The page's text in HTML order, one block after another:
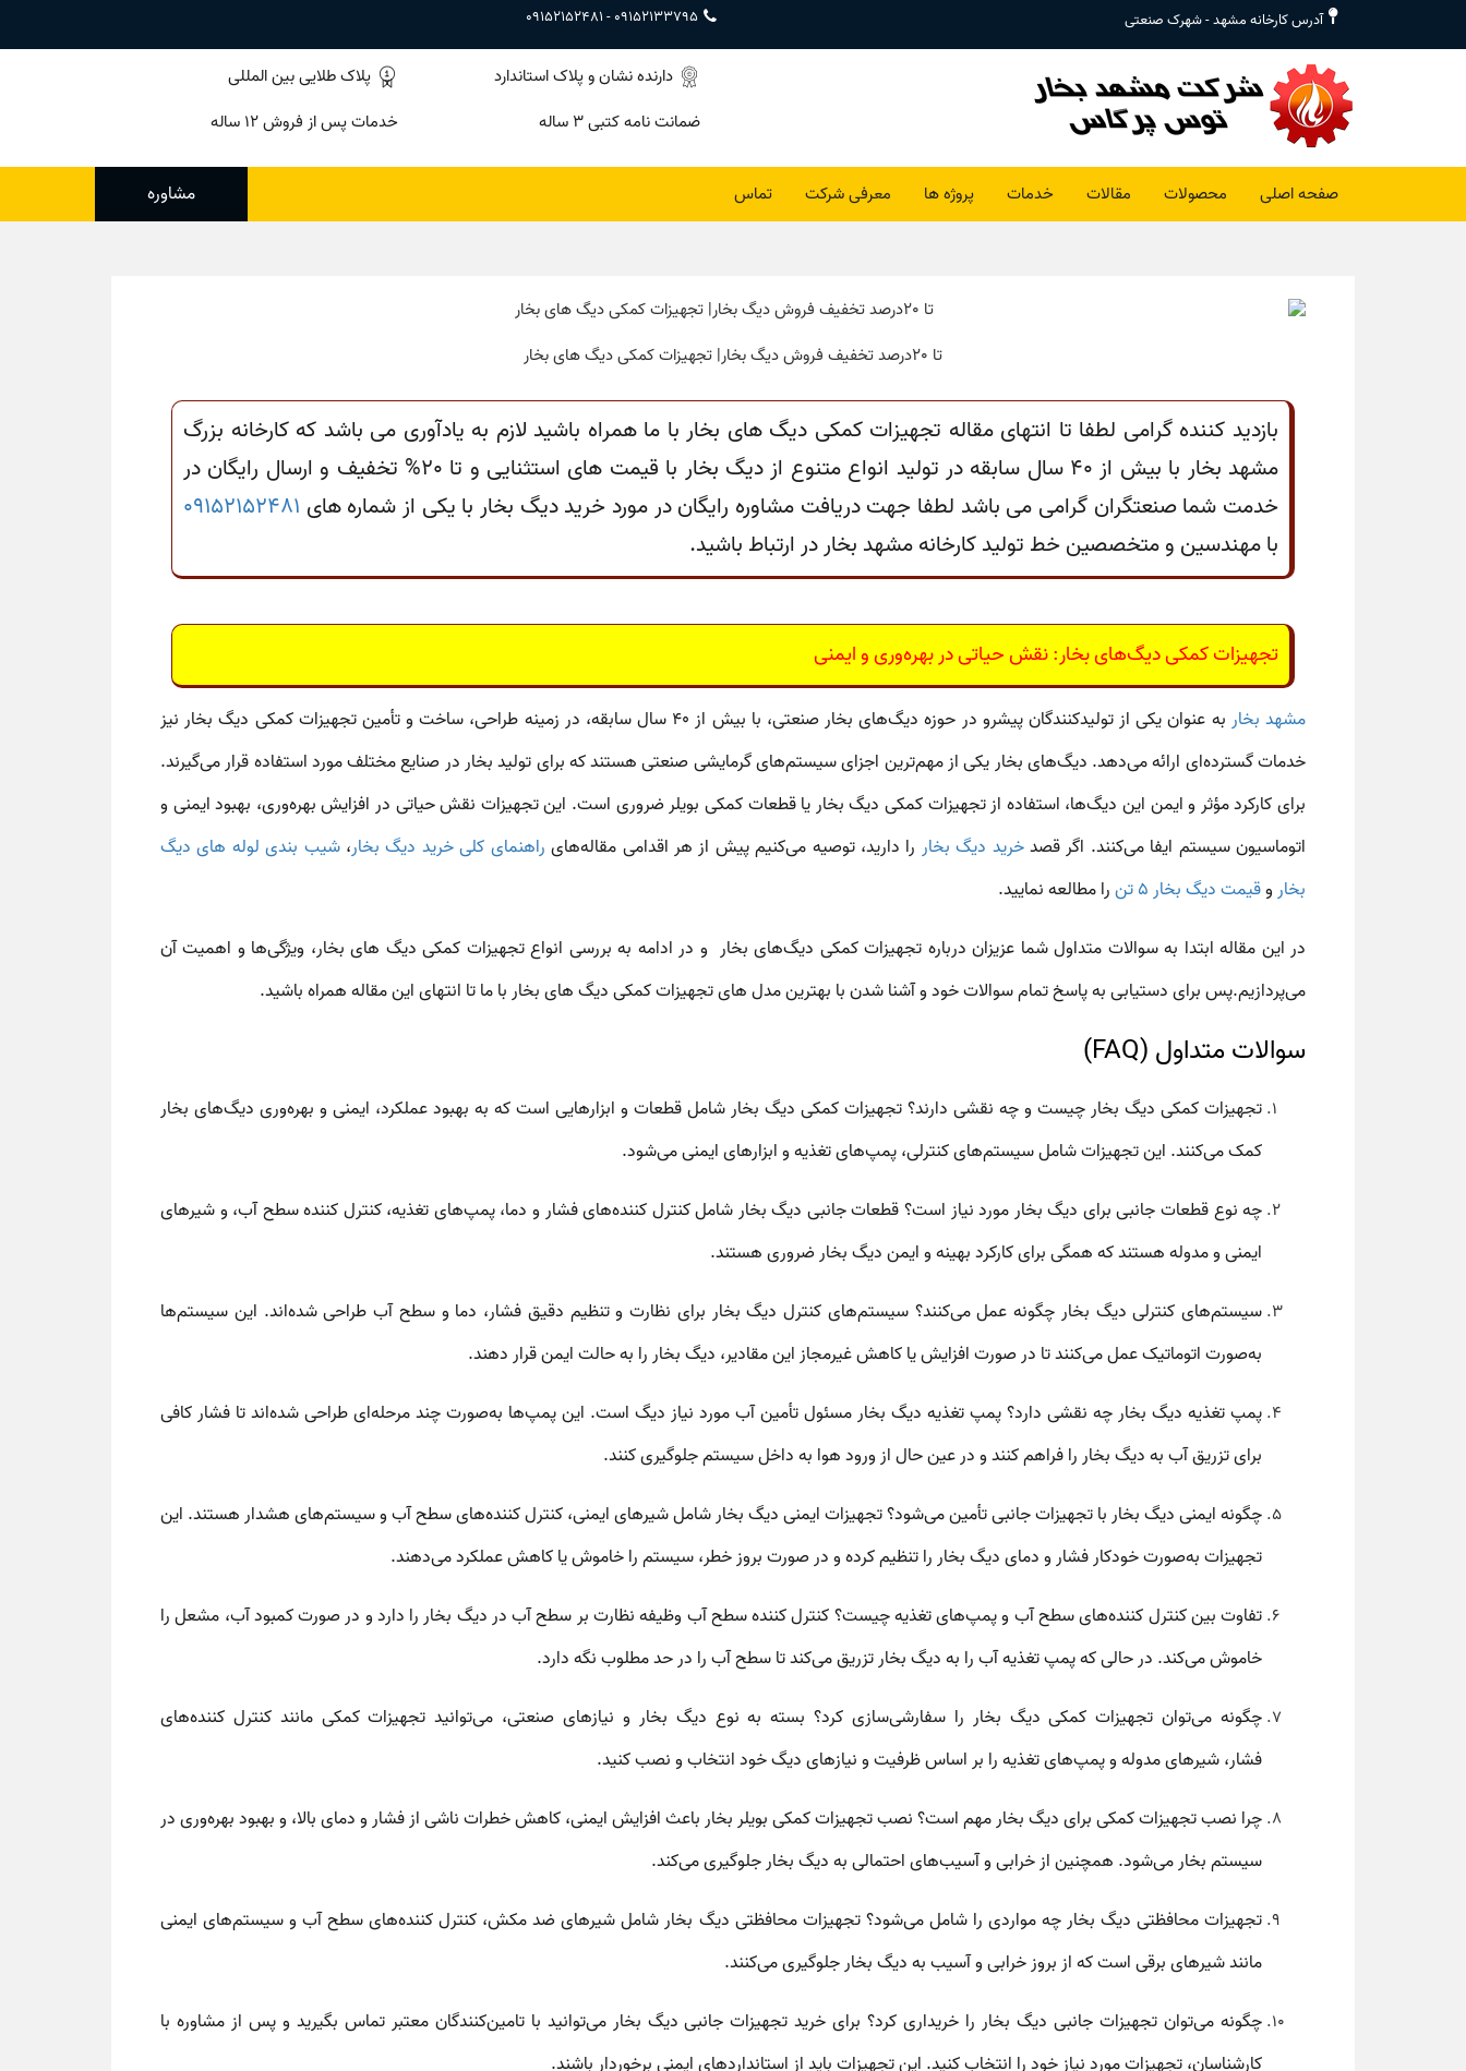
آدرس کارخانه مشهد - شهرک صنعتی 09152133795
-
09152152481
دارنده نشان و پلاک استاندارد
ضمانت نامه کتبی ۳ ساله
پلاک طلایی بین المللی
خدمات پس از فروش ۱۲ ساله
صفحه اصلی محصولات مقالات خدمات پروژه ها معرفی شرکت تماس مشاوره
تا 20درصد تخفیف فروش دیگ بخار| تجهیزات کمکی دیگ های بخار
بازدید کننده گرامی لطفا تا انتهای مقاله تجهیزات کمکی دیگ های بخار با ما همراه باشید لازم به یادآوری می باشد که کارخانه بزرگ
مشهد بخار با بیش از 40 سال سابقه در تولید انواع متنوع از دیگ بخار با قیمت های استثنایی و تا 20% تخفیف و ارسال رایگان در
خدمت شما صنعتگران گرامی می باشد لطفا جهت دریافت مشاوره رایگان در مورد خرید دیگ بخار با یکی از شماره های 09152152481
با مهندسین و متخصصین خط تولید کارخانه مشهد بخار در ارتباط باشید.
تجهیزات کمکی دیگ‌های بخار: نقش حیاتی در بهره‌وری و ایمنی
مشهد بخار
به عنوان یکی از تولیدکنندگان پیشرو در حوزه دیگ‌های بخار صنعتی، با بیش از ۴۰ سال سابقه، در زمینه طراحی، ساخت و تأمین تجهیزات کمکی دیگ بخار نیز
خدمات گسترده‌ای ارائه می‌دهد. دیگ‌های بخار یکی از مهم‌ترین اجزای سیستم‌های گرمایشی صنعتی هستند که برای تولید بخار در صنایع مختلف مورد استفاده قرار می‌گیرند.
برای کارکرد مؤثر و ایمن این دیگ‌ها، استفاده ازتجهیزات کمکی دیگ بخار یاقطعات کمکی بویلرضروری است. این تجهیزات نقش حیاتی در افزایش بهره‌وری، بهبود ایمنی و
اتوماسیون سیستم ایفا می‌کنند. اگر قصدخرید دیگ‌ بخار را دارید، توصیه می‌کنیم پیش از هر اقدامی مقاله‌های راهنمای کلی خرید دیگ بخار،شیب بندی لوله های دیگ
بخار وقیمت دیگ بخار ۵ تن را مطالعه نمایید.
در این مقاله ابتدا به سوالات متداول شما عزیزان درباره تجهیزات کمکی دیگ‌های بخار و در ادامه به بررسی انواع تجهیزات کمکی دیگ های بخار، ویژگی‌ها و اهمیت آن
می‌پردازیم.پس برای دستیابی به پاسخ تمام سوالات خود و آشنا شدن با بهترین مدل های تجهیزات کمکی دیگ های بخار با ما تا انتهای این مقاله همراه باشید.
سوالات متداول (FAQ)
تجهیزات کمکی دیگ بخار چیست و چه نقشی دارند؟تجهیزات کمکی دیگ بخار شامل قطعات و ابزارهایی است که به بهبود عملکرد، ایمنی و بهره‌وری دیگ‌های بخار
کمک می‌کنند. این تجهیزات شامل سیستم‌های کنترلی، پمپ‌های تغذیه و ابزارهای ایمنی می‌شود.
چه نوع قطعات جانبی برای دیگ بخار مورد نیاز است؟قطعات جانبی دیگ بخار شاملکنترل کننده‌های فشار و دما،پمپ‌های تغذیه،کنترل کننده سطح آب، وشیرهای
ایمنی و مدولههستند که همگی برای کارکرد بهینه و ایمن دیگ بخار ضروری هستند.
سیستم‌های کنترلی دیگ بخار چگونه عمل می‌کنند؟ سیستم‌های کنترل دیگ بخار برای نظارت و تنظیم دقیق فشار، دما و سطح آب طراحی شده‌اند. این سیستم‌ها
به‌صورت اتوماتیک عمل می‌کنند تا در صورت افزایش یا کاهش غیرمجاز این مقادیر، دیگ بخار را به حالت ایمن قرار دهند.
پمپ تغذیه دیگ بخار چه نقشی دارد؟پمپ تغذیه دیگ بخار مسئول تأمین آب مورد نیاز دیگ است. این پمپ‌ها به‌صورت چند مرحله‌ای طراحی شده‌اند تا فشار کافی
برای تزریق آب به دیگ بخار را فراهم کنند و در عین حال از ورود هوا به داخل سیستم جلوگیری کنند.
چگونه ایمنی دیگ بخار با تجهیزات جانبی تأمین می‌شود؟تجهیزات ایمنی دیگ بخارشامل شیرهای ایمنی، کنترل کننده‌های سطح آب و سیستم‌های هشدار هستند. این
تجهیزات به‌صورت خودکار فشار و دمای دیگ بخار را تنظیم کرده و در صورت بروز خطر، سیستم را خاموش یا کاهش عملکرد می‌دهند.
تفاوت بین کنترل کننده‌های سطح آب و پمپ‌های تغذیه چیست؟کنترل کننده سطح آب وظیفه نظارت بر سطح آب در دیگ بخار را دارد و در صورت کمبود آب، مشعل را
خاموش می‌کند. در حالی کهپمپ تغذیهآب را به دیگ بخار تزریق می‌کند تا سطح آب را در حد مطلوب نگه دارد.
چگونه می‌توان تجهیزات کمکی دیگ بخار را سفارشی‌سازی کرد؟بسته به نوع دیگ بخار و نیازهای صنعتی، می‌توانید تجهیزات کمکی مانندکنترل کننده‌های
فشار،شیرهای مدولهوپمپ‌های تغذیهرا بر اساس ظرفیت و نیازهای دیگ خود انتخاب و نصب کنید.
چرا نصب تجهیزات کمکی برای دیگ بخار مهم است؟نصبتجهیزات کمکی بویلر بخار باعث افزایش ایمنی، کاهش خطرات ناشی از فشار و دمای بالا، و بهبود بهره‌وری در
سیستم بخار می‌شود. همچنین از خرابی و آسیب‌های احتمالی به دیگ بخار جلوگیری می‌کند.
تجهیزات محافظتی دیگ بخار چه مواردی را شامل می‌شود؟ تجهیزات محافظتی دیگ بخار شامل شیرهای ضد مکش، کنترل کننده‌های سطح آب و سیستم‌های ایمنی
مانند شیرهای برقی است که از بروز خرابی و آسیب به دیگ بخار جلوگیری می‌کنند.
چگونه می‌توان تجهیزات جانبی دیگ بخار را خریداری کرد؟برای خرید تجهیزات جانبی دیگ بخار می‌توانید با تامین‌کنندگان معتبر تماس بگیرید و پس از مشاوره با
کارشناسان، تجهیزات مورد نیاز خود را انتخاب کنید. این تجهیزات باید از استانداردهای ایمنی برخوردار باشند.